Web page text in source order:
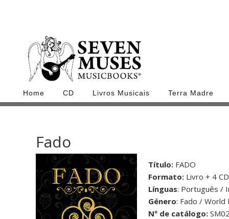
Home CD Livros Musicais Terra Madre
Fado
Título: FADO
Formato: Livro + 4
Línguas: Português /
Género: Fado / World
Nº de catálogo: